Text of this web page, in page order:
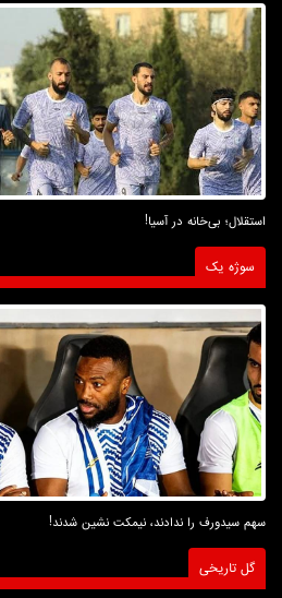
استقلال؛ بی‌خانه در آسیا!
سوژه یک
سهم سیدورف را ندادند، نیمکت نشین شدند!
گل تاریخی